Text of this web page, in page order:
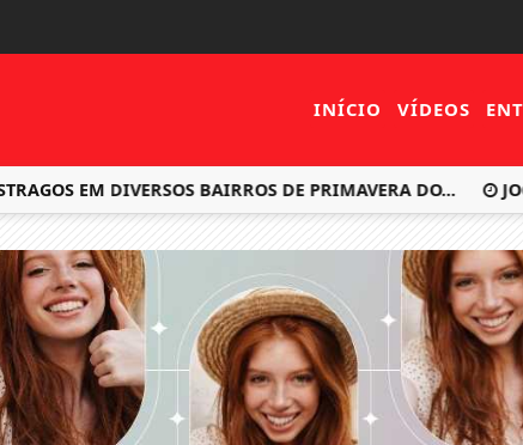
INÍCIO VÍDEOS
EM DIVERSOS BAIRROS DE PRIMAVERA DO... JOGOS